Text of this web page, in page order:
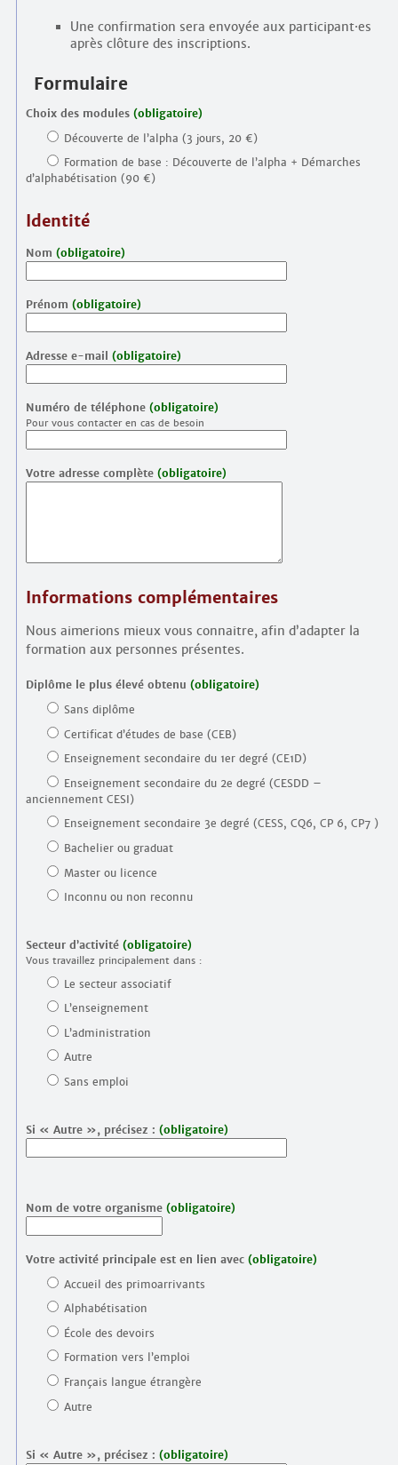
Une confirmation sera envoyée aux participant·es
après clôture des inscriptions.
Formulaire
Choix des modules (obligatoire)
Découverte de l’alpha (3 jours, 20 €)
Formation de base : Découverte de l’alpha + Démarches
d’alphabétisation (90 €)
Identité
Nom (obligatoire)
Prénom (obligatoire)
Adresse e-mail (obligatoire)
Numéro de téléphone (obligatoire)
Pour vous contacter en cas de besoin
Votre adresse complète (obligatoire)
Informations complémentaires
Nous aimerions mieux vous connaitre, afin d’adapter la
formation aux personnes présentes.
Diplôme le plus élevé obtenu (obligatoire)
Sans diplôme
Certificat d’études de base (CEB)
Enseignement secondaire du 1er degré (CE1D)
Enseignement secondaire du 2e degré (CESDD –
anciennement CESI)
Enseignement secondaire 3e degré (CESS, CQ6, CP 6, CP7 )
Bachelier ou graduat
Master ou licence
Inconnu ou non reconnu
Secteur d’activité (obligatoire)
Vous travaillez principalement dans :
Le secteur associatif
L’enseignement
L’administration
Autre
Sans emploi
Si « Autre », précisez : (obligatoire)
Nom de votre organisme (obligatoire)
Votre activité principale est en lien avec (obligatoire)
Accueil des primoarrivants
Alphabétisation
École des devoirs
Formation vers l’emploi
Français langue étrangère
Autre
Si « Autre », précisez : (obligatoire)